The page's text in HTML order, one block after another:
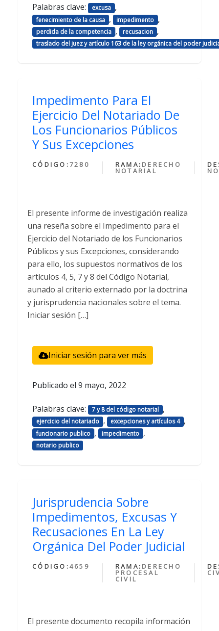
Palabras clave: excusa ,
fenecimiento de la causa , impedimento ,
perdida de la competencia , recusacion ,
traslado del juez y artículo 163 de la ley orgánica del poder
Impedimento Para El
Ejercicio Del Notariado De
Los Funcionarios Públicos
Y Sus Excepciones
CÓDIGO: 7280 RAMA: DERECHO
NOTARIAL
El presente informe de investigación realiza
una reseña sobre el Impedimento para el
Ejercicio del Notariado de los Funcionarios
Públicos y sus Excepciones, considerando
para ello, los supuestos normativos de los
artículos 4, 5, 7 y 8 del Código Notarial,
aunado al criterio externado por la doctrina
y jurisprudencia nacionales sobre el tema.
Iniciar sesión […]
Iniciar sesión para ver más
Publicado el 9 mayo, 2022
Palabras clave: 7 y 8 del código notarial ,
ejercicio del notariado , excepciones y artículos 4 ,
funcionario publico , impedimento ,
notario publico
Jurisprudencia Sobre
Impedimentos, Excusas Y
Recusaciones En La Ley
Orgánica Del Poder Judicial
CÓDIGO:4659 RAMA: DERECHO
PROCESAL
CIVIL
El presente documento recopila información